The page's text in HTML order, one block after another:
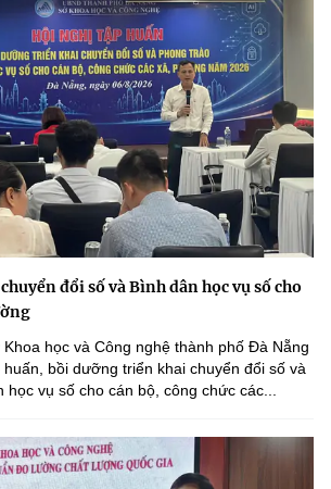
đổi số và Bình dân học vụ số cho
học và Công nghệ thành phố Đà Nẵng
bồi dưỡng triển khai chuyển đổi số và
học vụ số cho cán bộ, công chức các...